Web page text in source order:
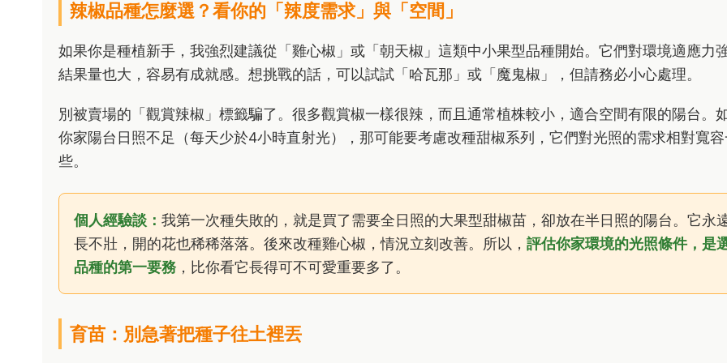
辣椒品種怎麼選？看你的「辣度需求」與「空間」
如果你是種植新手，我強烈建議從「雞心椒」或「朝天椒」這類中小果型品種開始。它們對環境適應力強
結果量也大，容易有成就感。想挑戰的話，可以試試「哈瓦那」或「魔鬼椒」，但請務必小心處理。
別被賣場的「觀賞辣椒」標籤騙了。很多觀賞椒一樣很辣，而且通常植株較小，適合空間有限的陽台。
你家陽台日照不足（每天少於4小時直射光），那可能要考慮改種甜椒系列，它們對光照的需求相對寬容
些。
個人經驗談： 我第一次種失敗的，就是買了需要全日照的大果型甜椒苗，卻放在半日照的陽台。它永
長不壯，開的花也稀稀落落。後來改種雞心椒，情況立刻改善。所以， 評估你家環境的光照條件，是
品種的第一要務 ，比你看它長得可不可愛重要多了。
育苗：別急著把種子往土裡丟